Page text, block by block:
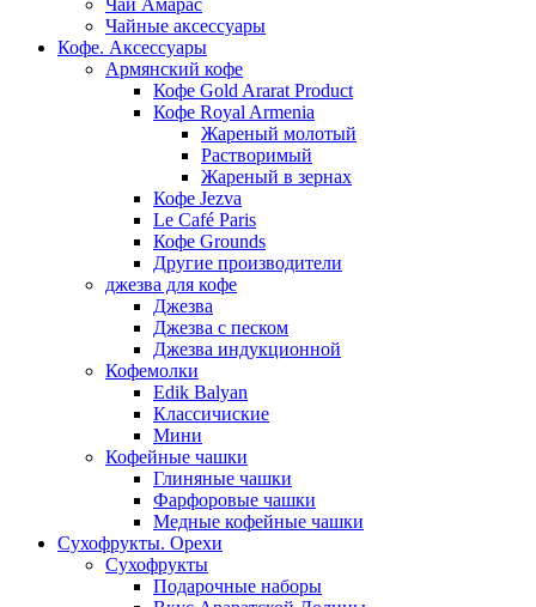
Чай Амарас
Чайные аксессуары
Кофе. Аксессуары
Армянский кофе
Кофе Gold Ararat Product
Кофе Royal Armenia
Жареный молотый
Растворимый
Жареный в зернах
Кофе Jezva
Le Café Paris
Кофе Grounds
Другие производители
джезва для кофе
Джезва
Джезва с песком
Джезва индукционной
Кофемолки
Edik Balyan
Классичиские
Мини
Кофейные чашки
Глиняные чашки
Фарфоровые чашки
Медные кофейные чашки
Сухофрукты. Орехи
Сухофрукты
Подарочные наборы